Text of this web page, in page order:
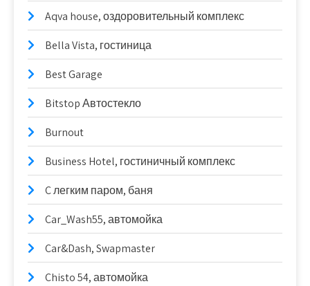
Aqva house, оздоровительный комплекс
Bella Vista, гостиница
Best Garage
Bitstop Автостекло
Burnout
Business Hotel, гостиничный комплекс
C легким паром, баня
Car_Wash55, автомойка
Car&Dash, Swapmaster
Chisto 54, автомойка